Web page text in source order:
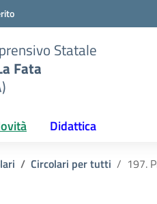
Statale
Fata
Didattica
Circolari per tutti 197.